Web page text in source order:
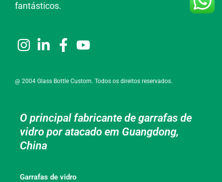
fantásticos.
@ 2004 Glass Bottle Custom. Todos os direitos reservados.
O principal fabricante de garrafas de
vidro por atacado em Guangdong,
China
Garrafas de vidro